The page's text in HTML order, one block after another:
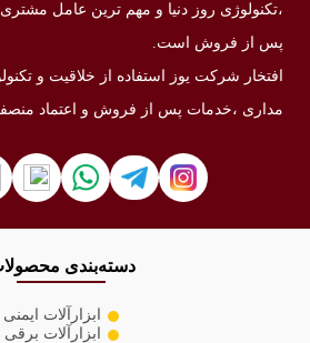
،تکنولوژی روز دنیا و مهم ترین عامل
پس از فروش است.
افتخار شرکت یوز استفاده از خلاقیت و
مداری ،خدمات پس از فروش و اعتماد
دسته‌بندی
ابزارآلات ایمنی
ابزارآلات برقی